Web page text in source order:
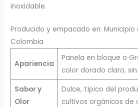
inoxidable.
Producido y empacado en:
Colombia
Apariencia
Panela en bloque o
color dorado claro,
Sabor y
Olor
Dulce, típico del
cultivos orgánicos de